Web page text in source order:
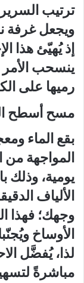
ترتيب
ويجعل غرفة
إذ يُهيّئ هذا
ينسحب الأمر
رميها على
مسح أسطح
بقع الماء
المواجهة
يومية،
الألياف
وجهك؛ فهذا
الأوساخ
لذا، يُفضَّل
مباشرةً